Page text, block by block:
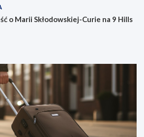
o Marii Skłodowskiej-Curie na 9 Hills